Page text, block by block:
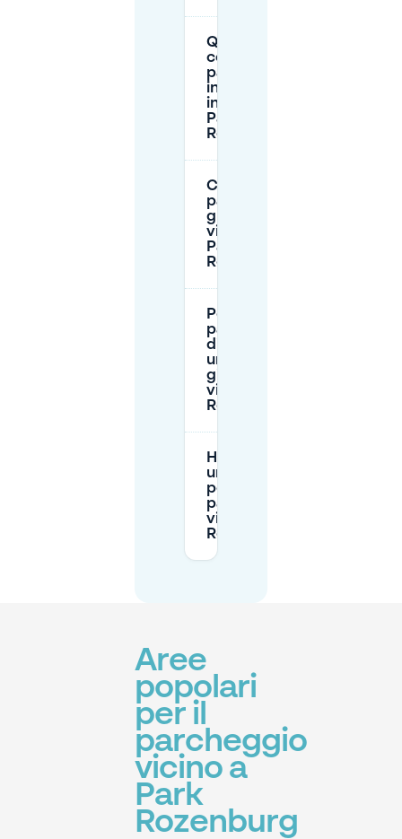
Quanto
costa il
parcheggio
in strada
intorno a
Park
Rozenburg?
C'è
parcheggio
gratuito
vicino a
Park
Rozenburg?
Posso
parcheggiare
di notte o per
un'intera
giornata
vicino a Park
Rozenburg?
Ho bisogno di
un permesso
per
parcheggiare
vicino a Park
Rozenburg?
Aree
popolari
per il
parcheggio
vicino a
Park
Rozenburg